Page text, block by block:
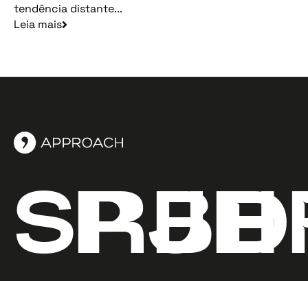
tendência distante...
Leia mais
SPRJBH